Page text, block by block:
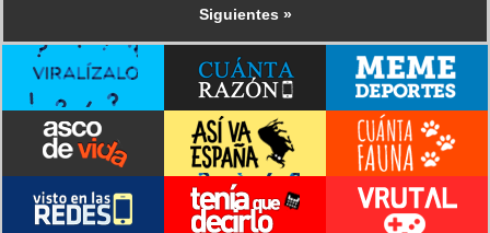
Siguientes »